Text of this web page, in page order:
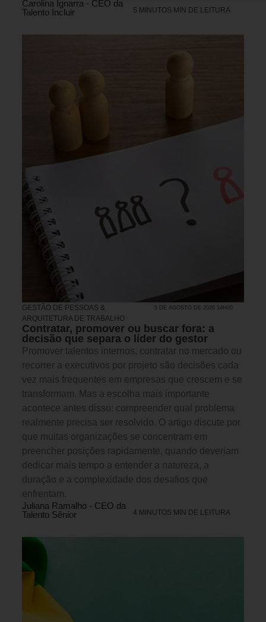
Carolina Ignarra - CEO da
Talento Incluir
5 MINUTOS MIN DE LEITURA
GESTÃO DE PESSOAS &
ARQUITETURA DE TRABALHO
5 DE AGOSTO DE 2026 14H00
Contratar, promover ou buscar fora: a
decisão que separa o líder do gestor
Promover talentos internos, contratar no mercado ou
recorrer a executivos por projeto são decisões cada
vez mais frequentes em empresas que crescem e se
transformam. Mas a escolha mais importante
acontece antes disso: compreender qual problema
realmente precisa ser resolvido. O artigo discute por
que muitas organizações se concentram em
preencher posições rapidamente, quando deveriam
dedicar mais tempo a entender a natureza, a
duração e a complexidade dos desafios que
enfrentam.
Juliana Ramalho - CEO da
Talento Sênior
4 MINUTOS MIN DE LEITURA